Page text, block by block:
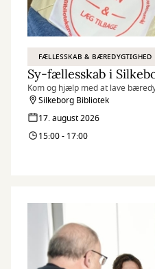
FÆLLESSKAB & BÆREDYGTIGHED
Kom og hjælp med at lave
Silkeborg Bibliotek
17. august 2026
15:00 - 17:00